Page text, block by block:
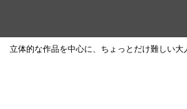
立体的な作品を中心に、ちょっとだけ難しい